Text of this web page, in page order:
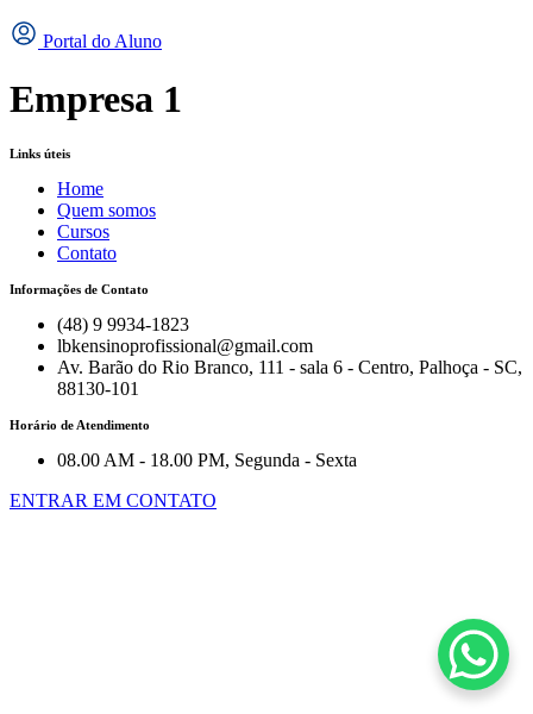
Portal do Aluno
Empresa 1
Links úteis
Home
Quem somos
Cursos
Contato
Informações de Contato
(48) 9 9934-1823
lbkensinoprofissional@gmail.com
Av. Barão do Rio Branco, 111 - sala 6 - Centro, Palhoça - SC,
88130-101
Horário de Atendimento
08.00 AM - 18.00 PM, Segunda - Sexta
ENTRAR EM CONTATO